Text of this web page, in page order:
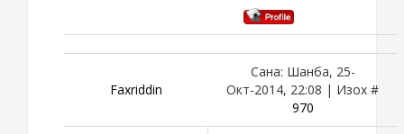
Faxriddin
Сана: Шанба, 25-
Окт-2014, 22:08 | Изох #
970